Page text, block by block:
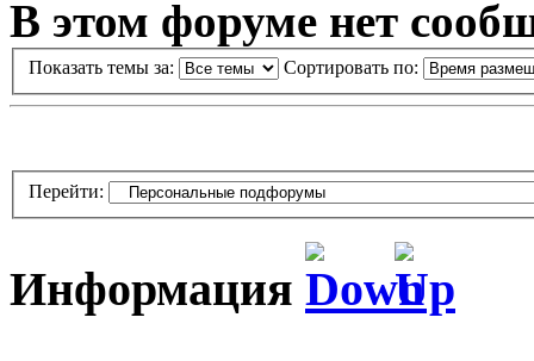
В этом форуме нет
Показать темы за: Сортировать по:
Перейти:
Информация